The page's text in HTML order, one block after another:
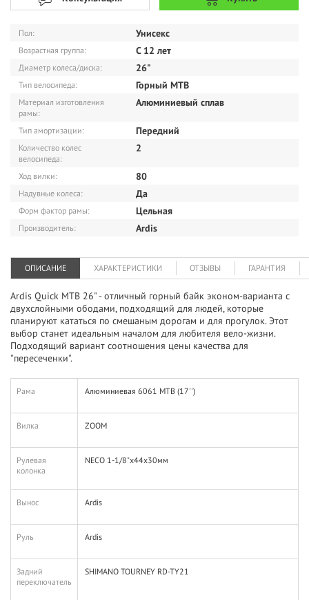
Пол: Унисекс
Возрастная группа: С 12 лет
Диаметр колеса/диска: 26"
Тип велосипеда: Горный MTB
Материал изготовления
рамы:
Алюминиевый сплав
Тип амортизации: Передний
Количество колес
велосипеда:
2
Ход вилки: 80
Надувные колеса: Да
Форм фактор рамы: Цельная
Производитель: Ardis
ОПИСАНИЕ ХАРАКТЕРИСТИКИ ОТЗЫВЫ ГАРАНТИЯ
Ardis Quick MTB 26" - отличный горный байк эконом-варианта с
двухслойными ободами, подходящий для людей, которые
планируют кататься по смешаным дорогам и для прогулок. Этот
выбор станет идеальным началом для любителя вело-жизни.
Подходящий вариант соотношения цены качества для
"пересеченки".
Рама Алюминиевая 6061 MTB (17'')
Вилка ZOOM
Рулевая
колонка
NECO 1-1/8"x44x30мм
Вынос Ardis
Руль Ardis
Задний
переключатель
SHIMANO TOURNEY RD-TY21